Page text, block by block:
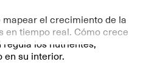
el crecimiento de la
en tiempo real. Cómo crece
los nutrientes,
en su interior.